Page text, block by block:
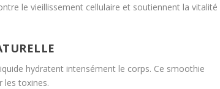
le vieillissement cellulaire et soutiennent la vitalité
hydratent intensément le corps. Ce smoothie
les toxines.